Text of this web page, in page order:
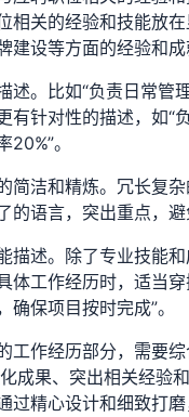
相关的经验和技能放
设等方面的经验和成
述。比如“负责日常
有针对性的描述，如
。
简洁和精炼。冗长复
语言，突出重点，避
描述。除了专业技能
体工作经历时，适当
保项目按时完成”。
工作经历部分，需要
成果、突出相关经
过精心设计和细致打